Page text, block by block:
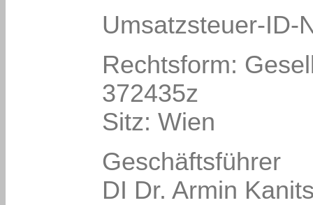
Umsatzsteuer-ID-
Rechtsform:
372435z
Sitz: Wien
Geschäftsführer
DI Dr. Armin